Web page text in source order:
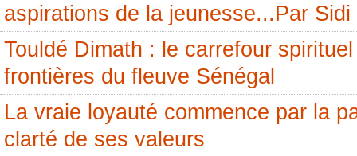
aspirations de la jeunesse...Par
Touldé Dimath : le carrefour
frontières du fleuve Sénégal
La vraie loyauté commence par la
clarté de ses valeurs